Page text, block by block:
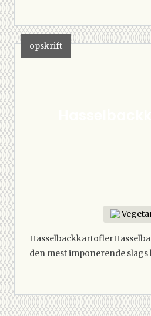
opskrift
den mest imponerende slags